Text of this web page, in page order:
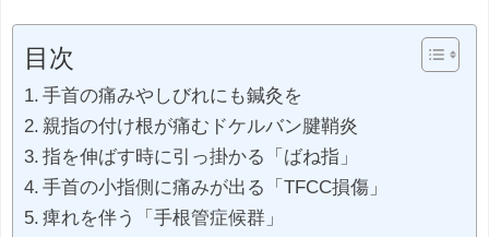
目次
手首の痛みやしびれにも鍼灸を
親指の付け根が痛むドケルバン腱鞘炎
指を伸ばす時に引っ掛かる「ばね指」
手首の小指側に痛みが出る「TFCC損傷」
痺れを伴う「手根管症候群」